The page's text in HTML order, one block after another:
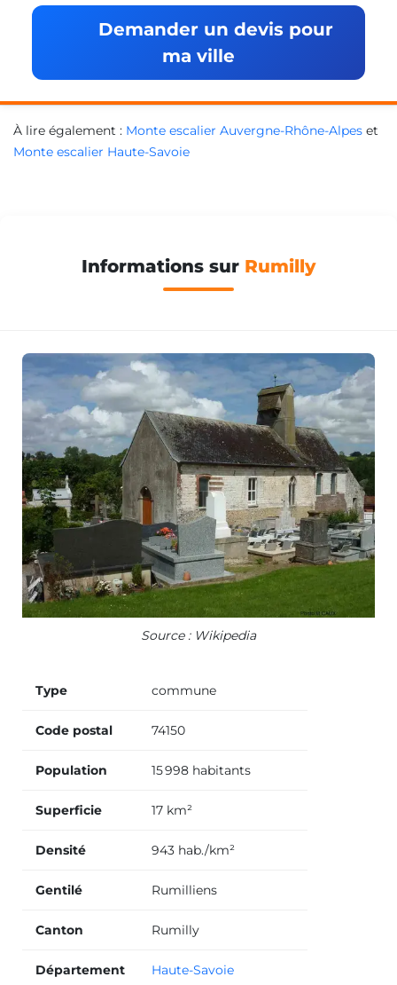
Demander un devis pour
ma ville
À lire également : Monte escalier Auvergne-Rhône-Alpes et
Monte escalier Haute-Savoie
Informations sur Rumilly
Source : Wikipedia
Type commune
Code postal 74150
Population 15 998 habitants
Superficie 17 km²
Densité 943 hab./km²
Gentilé Rumilliens
Canton Rumilly
Département Haute-Savoie